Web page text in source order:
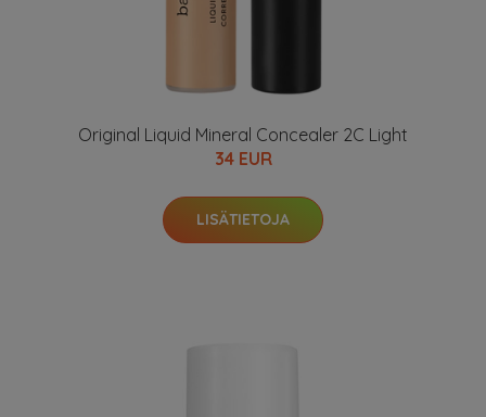
Original Liquid Mineral Concealer 2C Light
34 EUR
LISÄTIETOJA